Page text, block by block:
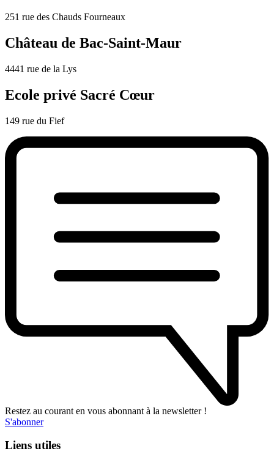
251 rue des Chauds Fourneaux
Château de Bac-Saint-Maur
4441 rue de la Lys
Ecole privé Sacré Cœur
149 rue du Fief
Restez au courant en vous abonnant à la newsletter !
S'abonner
Liens utiles